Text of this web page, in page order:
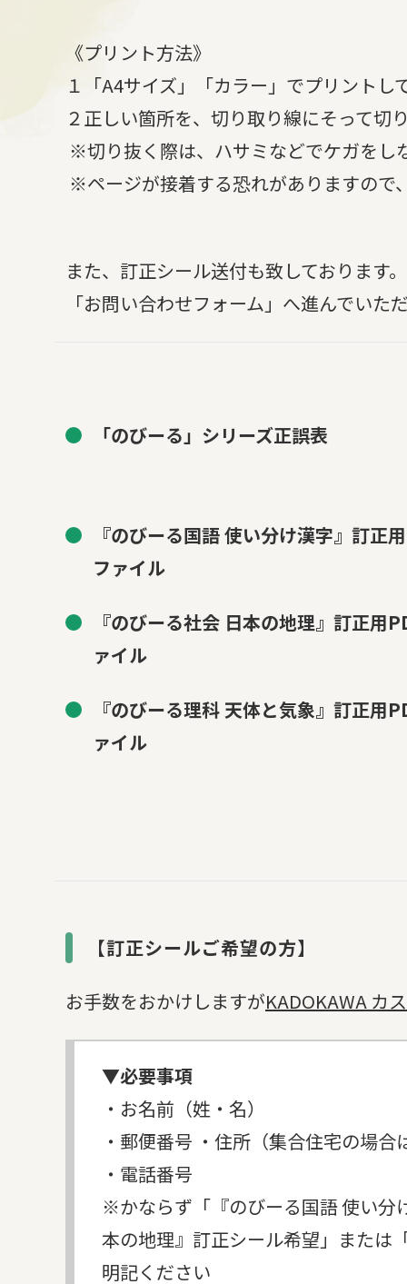
《プリント方法》
１「A4サイズ」「カラー」でプリントし
２正しい箇所を、切り取り線にそって切
※切り抜く際は、ハサミなどでケガをし
※ページが接着する恐れがありますので
また、訂正シール送付も致しております
「お問い合わせフォーム」へ進んでい
「のびーる」シリーズ正誤表
『のびーる国語 使い分け漢字』訂正
ファイル
『のびーる社会 日本の地理』訂正用
ァイル
『のびーる理科 天体と気象』訂正用
ァイル
【訂正シールご希望の方】
お手数をおかけしますがKADOKAWA カ
▼必要事項
・お名前（姓・名）
・郵便番号 ・住所（集合住宅の場
・電話番号
※かならず「『のびーる国語 使い分
本の地理』訂正シール希望」または
明記ください